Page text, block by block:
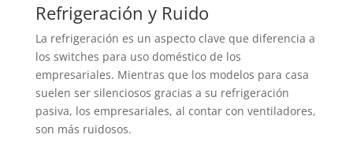
Refrigeración y Ruido
La refrigeración es un aspecto clave que diferencia a
los switches para uso doméstico de los
empresariales. Mientras que los modelos para casa
suelen ser silenciosos gracias a su refrigeración
pasiva, los empresariales, al contar con ventiladores,
son más ruidosos.